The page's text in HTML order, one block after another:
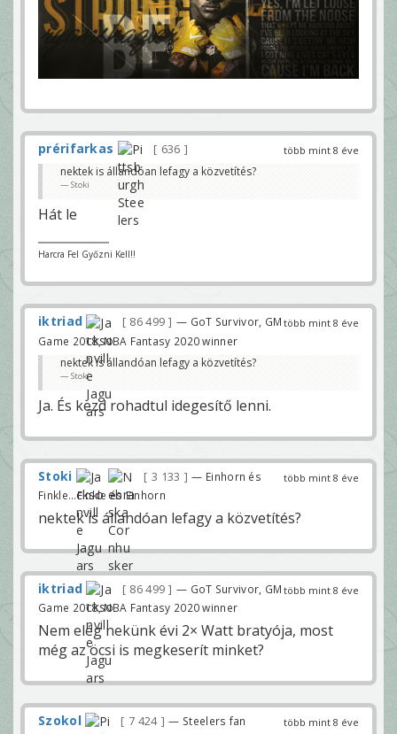
több mint 8 éve
prérifarkas
636
nektek is állandóan lefagy a közvetítés?
Stoki
Hát le
Harcra Fel Győzni Kell!!
több mint 8 éve
iktriad 86 499
— GoT Survivor, GM
Game 2018, NBA Fantasy 2020 winner
nektek is állandóan lefagy a közvetítés?
Stoki
Ja. És kezd rohadtul idegesítő lenni.
több mint 8 éve
Stoki 3 133
— Einhorn és
Finkle...Finkle és Einhorn
nektek is állandóan lefagy a közvetítés?
több mint 8 éve
iktriad 86 499
— GoT Survivor, GM
Game 2018, NBA Fantasy 2020 winner
Nem elég nekünk évi 2× Watt bratyója, most
még az öcsi is megkeserít minket?
több mint 8 éve
Szokol 7 424 — Steelers fan